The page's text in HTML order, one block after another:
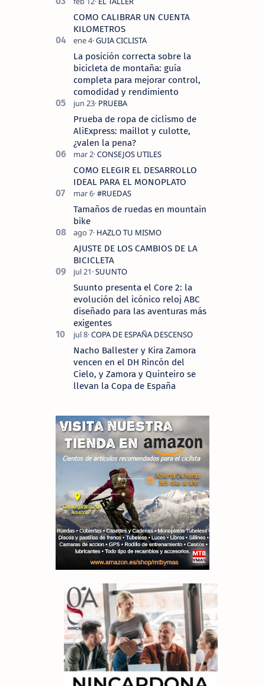
COMO CALIBRAR UN CUENTA
KILOMETROS
La posición correcta sobre la
bicicleta de montaña: guía
completa para mejorar control,
comodidad y rendimiento
Prueba de ropa de ciclismo de
AliExpress: maillot y culotte,
¿valen la pena?
COMO ELEGIR EL DESARROLLO
IDEAL PARA EL MONOPLATO
Tamaños de ruedas en mountain
bike
AJUSTE DE LOS CAMBIOS DE LA
BICICLETA
Suunto presenta el Core 2: la
evolución del icónico reloj ABC
diseñado para las aventuras más
exigentes
Nacho Ballester y Kira Zamora
vencen en el DH Rincón del
Cielo, y Zamora y Quinteiro se
llevan la Copa de España